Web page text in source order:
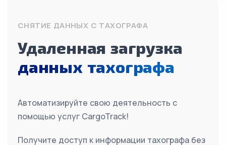
СНЯТИЕ ДАННЫХ С ТАХОГРАФА
Удаленная загрузка
данных тахографа
Автоматизируйте свою деятельность с
помощью услуг CargoTrack!
Получите доступ к информации тахографа без